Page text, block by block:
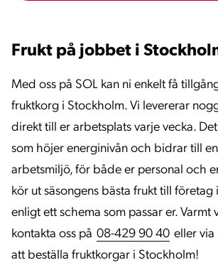
Frukt på jobbet i
Med oss på SOL kan ni enkelt få
fruktkorg i Stockholm. Vi levererar
direkt till er arbetsplats varje vecka.
som höjer energinivån och bidrar till
arbetsmiljö, för både er personal och
kör ut säsongens bästa frukt till
enligt ett schema som passar er. Varmt
kontakta oss på 08-429 90 40 eller via
att beställa fruktkorgar i Stockholm!